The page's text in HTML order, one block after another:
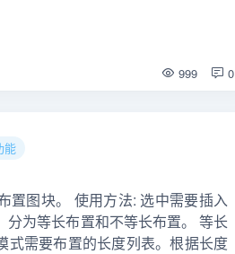
999 0
能
置图块。 使用方法: 选中需要插入
为等长布置和不等长布置。 等长
式需要布置的长度列表。根据长度